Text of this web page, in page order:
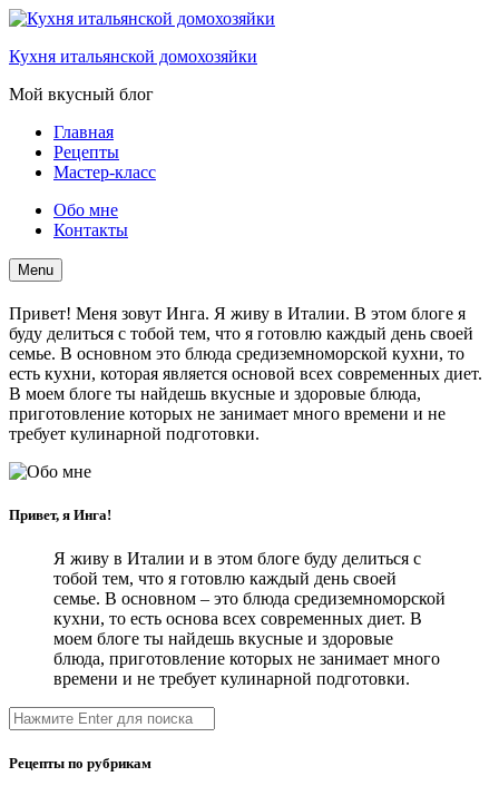
Кухня итальянской домохозяйки
Мой вкусный блог
Главная
Рецепты
Мастер-класс
Обо мне
Контакты
Поиск
Menu
Привет! Меня зовут Инга. Я живу в Италии. В этом блоге я
буду делиться с тобой тем, что я готовлю каждый день своей
семье. В основном это блюда средиземноморской кухни, то
есть кухни, которая является основой всех современных диет.
В моем блоге ты найдешь вкусные и здоровые блюда,
приготовление которых не занимает много времени и не
требует кулинарной подготовки.
Привет, я Инга!
Я живу в Италии и в этом блоге буду делиться с
тобой тем, что я готовлю каждый день своей
семье. В основном – это блюда средиземноморской
кухни, то есть основа всех современных диет. В
моем блоге ты найдешь вкусные и здоровые
блюда, приготовление которых не занимает много
времени и не требует кулинарной подготовки.
Рецепты по рубрикам